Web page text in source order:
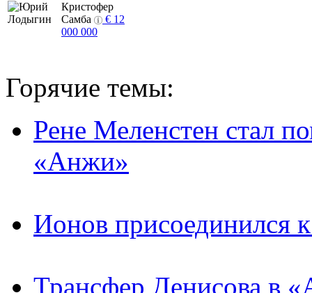
Кристофер
Самба
€ 12
000 000
Горячие темы:
Рене Меленстен стал
«Анжи»
Ионов присоединился
Трансфер Денисова в